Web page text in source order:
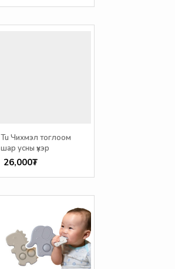
Tu Чихмэл тоглоом
шар усны үхэр
26,000₮